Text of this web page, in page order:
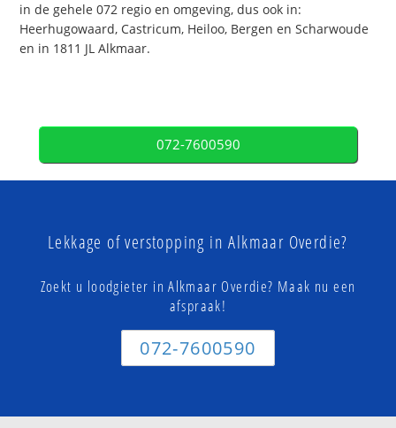
in de gehele 072 regio en omgeving, dus ook in:
Heerhugowaard, Castricum, Heiloo, Bergen en Scharwoude
en in 1811 JL Alkmaar.
072-7600590
Lekkage of verstopping in Alkmaar Overdie?
Zoekt u loodgieter in Alkmaar Overdie? Maak nu een
afspraak!
072-7600590